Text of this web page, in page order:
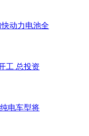
动力电池全
工 总投资
电车型将